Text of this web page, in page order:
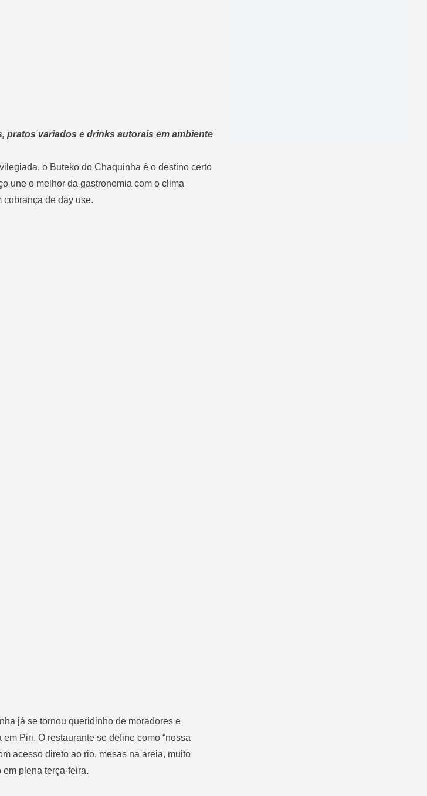
pratos variados e drinks autorais em ambiente
o Buteko do Chaquinha é o destino certo
une o melhor da gastronomia com o clima
de day use.
já se tornou queridinho de moradores e
Piri. O restaurante se define como “nossa
acesso direto ao rio, mesas na areia, muito
plena terça-feira.